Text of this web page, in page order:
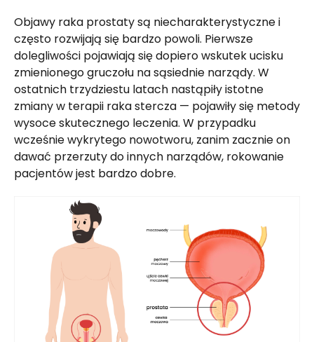
Objawy raka prostaty są niecharakterystyczne i
często rozwijają się bardzo powoli. Pierwsze
dolegliwości pojawiają się dopiero wskutek ucisku
zmienionego gruczołu na sąsiednie narządy. W
ostatnich trzydziestu latach nastąpiły istotne
zmiany w terapii raka stercza — pojawiły się metody
wysoce skutecznego leczenia. W przypadku
wcześnie wykrytego nowotworu, zanim zacznie on
dawać przerzuty do innych narządów, rokowanie
pacjentów jest bardzo dobre.